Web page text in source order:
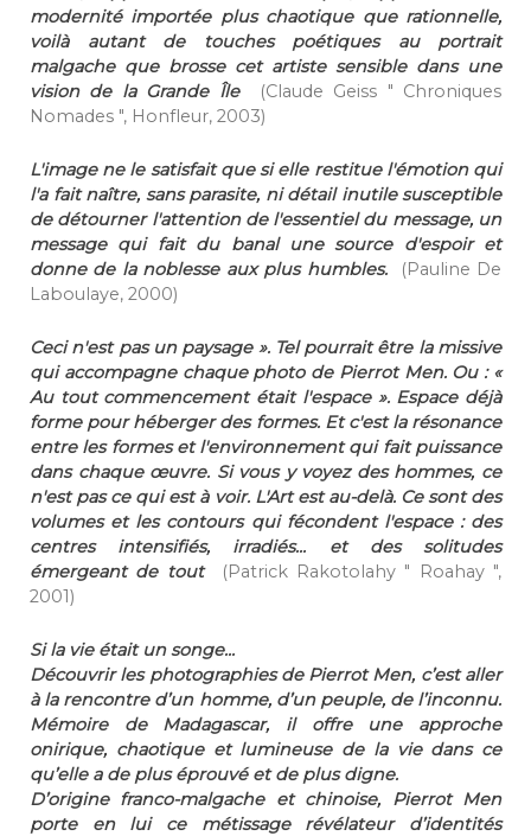
modernité importée plus chaotique que rationnelle,
voilà autant de touches poétiques au portrait
malgache que brosse cet artiste sensible dans une
vision de la Grande Île
(Claude Geiss " Chroniques
Nomades ", Honfleur, 2003)
L'image ne le satisfait que si elle restitue l'émotion qui
l'a fait naître, sans parasite, ni détail inutile susceptible
de détourner l'attention de l'essentiel du message, un
message qui fait du banal une source d'espoir et
donne de la noblesse aux plus humbles.
(Pauline De
Laboulaye, 2000)
Ceci n'est pas un paysage ». Tel pourrait être la missive
qui accompagne chaque photo de Pierrot Men. Ou : «
Au tout commencement était l'espace ». Espace déjà
forme pour héberger des formes. Et c'est la résonance
entre les formes et l'environnement qui fait puissance
dans chaque œuvre. Si vous y voyez des hommes, ce
n'est pas ce qui est à voir. L'Art est au-delà. Ce sont des
volumes et les contours qui fécondent l'espace : des
centres intensifiés, irradiés... et des solitudes
émergeant de tout
(Patrick Rakotolahy " Roahay ",
2001)
Si la vie était un songe...
Découvrir les photographies de Pierrot Men, c’est aller
à la rencontre d’un homme, d’un peuple, de l’inconnu.
Mémoire de Madagascar, il offre une approche
onirique, chaotique et lumineuse de la vie dans ce
qu’elle a de plus éprouvé et de plus digne.
D’origine franco-malgache et chinoise, Pierrot Men
porte en lui ce métissage révélateur d’identités